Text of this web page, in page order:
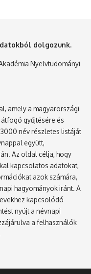
dolgozunk.
Nyelvtudományi
amely a magyarországi
gyűjtésére és
név részletes listáját
együtt,
Az oldal célja, hogy
kapcsolatos adatokat,
azok számára,
hagyományok iránt. A
kapcsolódó
nyújt a névnapi
a felhasználók